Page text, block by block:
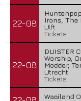
22-08
Irons, The
Ulft
Tickets
22-08
DUISTER
Worship,
Modder,
Utrecht
Tickets
Waailand